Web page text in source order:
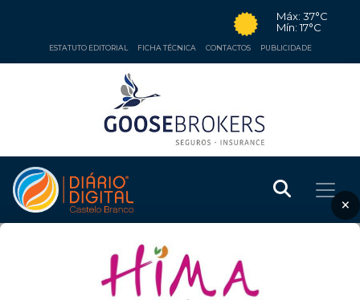
Máx: 37°C
Mín: 17°C
ESTATUTO EDITORIAL FICHA TÉCNICA CONTACTOS PUBLICIDADE
×